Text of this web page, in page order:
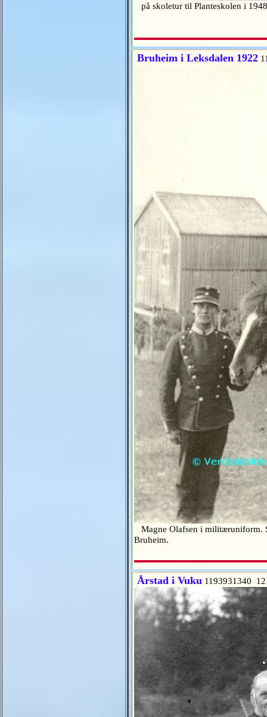
på skoletur til Planteskolen i
Bruheim i Leksdalen 1922
Magne Olafsen i militæruniform.
Bruheim.
Årstad i Vuku 1193931340 12